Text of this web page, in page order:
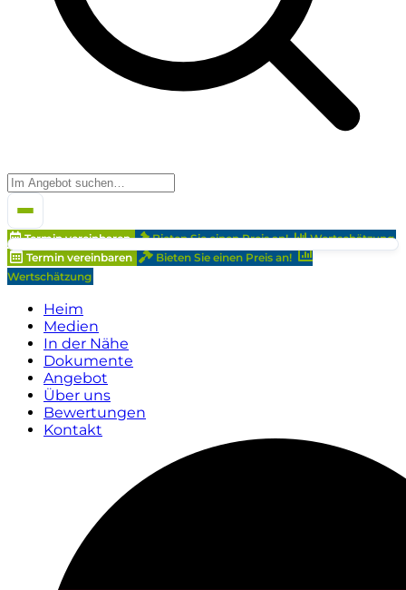
Termin vereinbaren Bieten Sie einen Preis an!
Wertschätzung
Termin vereinbaren
Bieten Sie einen Preis an!
Wertschätzung
Heim
Medien
In der Nähe
Dokumente
Angebot
Über uns
Bewertungen
Kontakt